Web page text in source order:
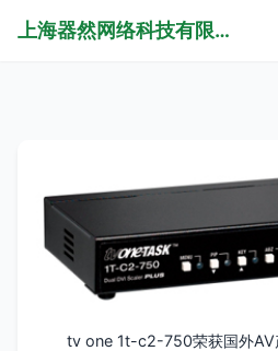
上海器然网络科技有限公司
tv one 1t-c2-750荣获国外AV